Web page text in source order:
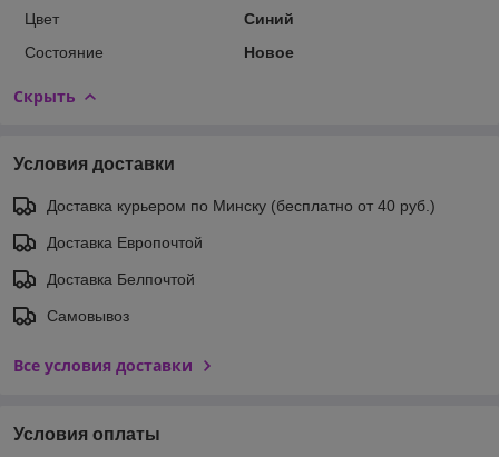
Цвет
Синий
Состояние
Новое
Скрыть
Условия доставки
Доставка курьером по Минску (бесплатно от 40 руб.)
Доставка Европочтой
Доставка Белпочтой
Самовывоз
Все условия доставки
Условия оплаты